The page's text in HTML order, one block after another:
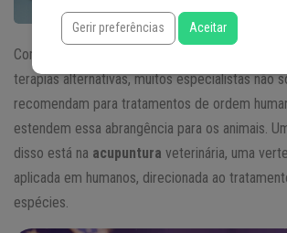
Com a disseminação do conhecimento e a
terapias alternativas, muitos especialistas não
recomendam para tratamentos de ordem
estendem essa abrangência para os animais.
disso está na acupuntura veterinária, uma
aplicada em humanos, direcionada ao
espécies.
Gerir preferências Aceitar